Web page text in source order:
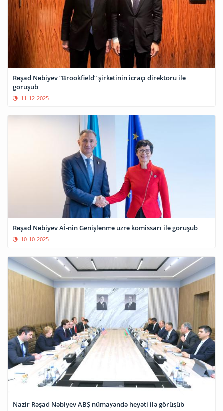
Rəşad Nəbiyev “Brookfield” şirkətinin icraçı direktoru ilə
görüşüb
11-12-2025
Rəşad Nəbiyev Aİ-nin Genişlənmə üzrə komissarı ilə görüşüb
10-10-2025
Nazir Rəşad Nəbiyev ABŞ nümayəndə heyəti ilə görüşüb